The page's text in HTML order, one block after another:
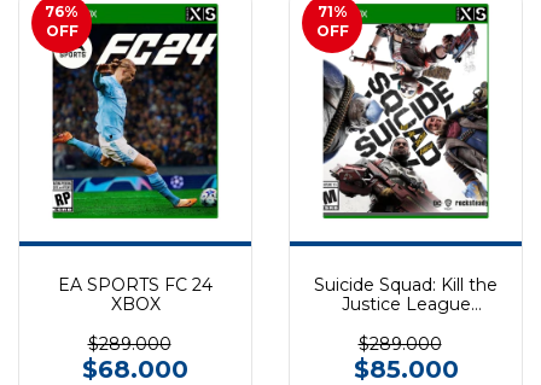
76%
OFF
EA SPORTS FC 24
XBOX
$289.000
$68.000
71%
OFF
Suicide Squad: Kill the
Justice League
SERIES
$289.000
$85.000